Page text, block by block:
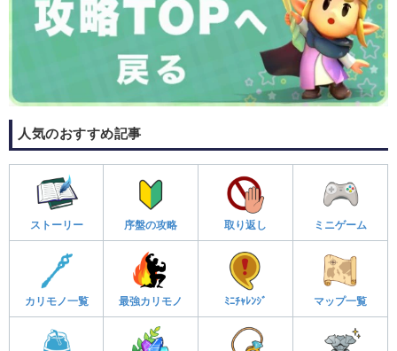
人気のおすすめ記事
ストーリー 序盤の攻略 取り返し ミニゲーム
カリモノ一覧 最強カリモノ ﾐﾆﾁｬﾚﾝｼﾞ マップ一覧